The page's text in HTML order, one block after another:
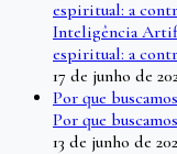
espiritual: a
Inteligência
espiritual: a
17 de junho de
Por que
Por que
13 de junho de